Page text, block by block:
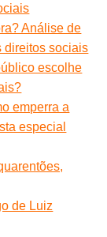
Análise de
direitos sociais
escolhe
emperra a
especial
de Luiz